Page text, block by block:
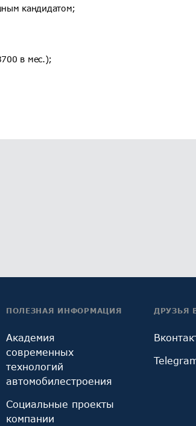
кандидатом;
в мес.);
ПОЛЕЗНАЯ ИНФОРМАЦИЯ
Академия
современных
технологий
автомобилестроения
Социальные проекты
компании
ДРУЗЬЯ